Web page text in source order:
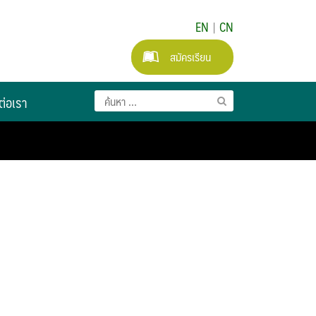
EN | CN
สมัครเรียน
เรา